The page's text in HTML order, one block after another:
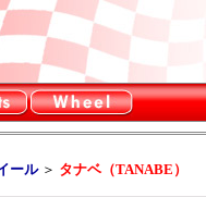
ール＞ タナベ（TANABE）